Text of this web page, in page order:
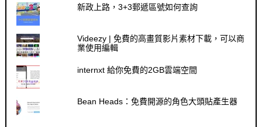
新政上路，3+3郵遞區號如何查詢
Videezy | 免費的高畫質影片素材下載，可以商
業使用編輯
internxt 給你免費的2GB雲端空間
Bean Heads：免費開源的角色大頭貼產生器